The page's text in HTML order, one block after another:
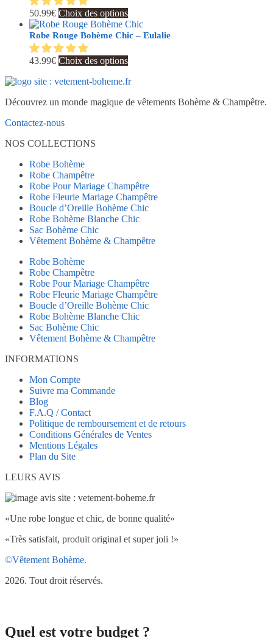
choisies
sur
la
du
variations.
Les
options
peuvent
choisies
la
page
du
50.99€ Choix des optionsCe
produit
a
variations.
Les
options
être
Robe Rouge Bohème Chic – Eulalie
43.99€ Choix des optionsCe
a
variations.
page
du
produit
Découvrez un monde magique de vêtements Bohème & Champêtre.
Contactez-nous
NOS COLLECTIONS
Robe Bohème
Robe Champêtre
Robe Pour Mariage Champêtre
Robe Fleurie Mariage Champêtre
Boucle d’Oreille Bohème Chic
Robe Bohème Blanche Chic
Sac Bohème Chic
Vêtement Bohème & Champêtre
Robe Bohème
Robe Champêtre
Robe Pour Mariage Champêtre
Robe Fleurie Mariage Champêtre
Boucle d’Oreille Bohème Chic
Robe Bohème Blanche Chic
Sac Bohème Chic
Vêtement Bohème & Champêtre
INFORMATIONS
Mon Compte
Suivre ma Commande
Blog
F.A.Q / Contact
Politique de remboursement et de retours
Conditions Générales de Ventes
Mentions Légales
Plan du Site
LEURS AVIS
«Une robe longue et chic, de bonne qualité»
«Très satisfait, produit original et super joli !»
©Vêtement Bohème.
2026. Tout droit réservés.
Quel est votre budget ?